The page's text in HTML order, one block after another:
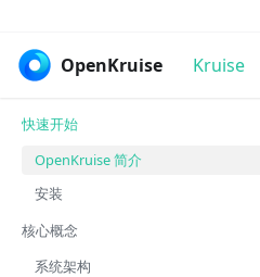
OpenKruise Kruise
快速开始
OpenKruise 简介
安装
核心概念
系统架构